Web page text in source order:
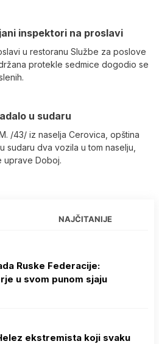
inspektori na proslavi
u restoranu Službe za poslove
protekle sedmice dogodio se
u sudaru
/43/ iz naselja Cerovica, opština
sudaru dva vozila u tom naselju,
uprave Doboj.
NAJČITANIJE
Ruske Federacije:
u svom punom sjaju
ekstremista koji svaku